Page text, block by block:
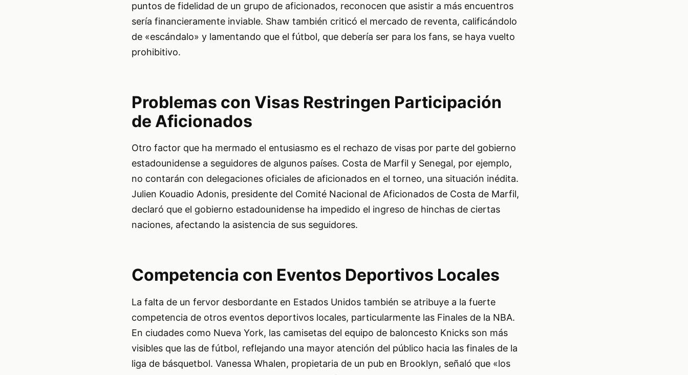
puntos de fidelidad de un grupo de aficionados, reconocen que asistir a más encuentros
sería financieramente inviable. Shaw también criticó el mercado de reventa, calificándolo
de «escándalo» y lamentando que el fútbol, que debería ser para los fans, se haya vuelto
prohibitivo.
Problemas con Visas Restringen Participación
de Aficionados
Otro factor que ha mermado el entusiasmo es el rechazo de visas por parte del gobierno
estadounidense a seguidores de algunos países. Costa de Marfil y Senegal, por ejemplo,
no contarán con delegaciones oficiales de aficionados en el torneo, una situación inédita.
Julien Kouadio Adonis, presidente del Comité Nacional de Aficionados de Costa de Marfil,
declaró que el gobierno estadounidense ha impedido el ingreso de hinchas de ciertas
naciones, afectando la asistencia de sus seguidores.
Competencia con Eventos Deportivos Locales
La falta de un fervor desbordante en Estados Unidos también se atribuye a la fuerte
competencia de otros eventos deportivos locales, particularmente las Finales de la NBA.
En ciudades como Nueva York, las camisetas del equipo de baloncesto Knicks son más
visibles que las de fútbol, reflejando una mayor atención del público hacia las finales de la
liga de básquetbol. Vanessa Whalen, propietaria de un pub en Brooklyn, señaló que «los